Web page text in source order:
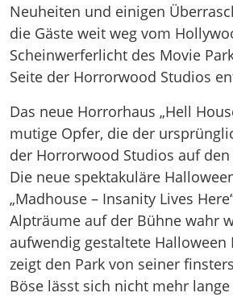
Neuheiten und einigen
die Gäste weit weg vom
Scheinwerferlicht des Movie
Seite der Horrorwood Studios
Das neue Horrorhaus „Hell
mutige Opfer, die der
der Horrorwood Studios auf
Die neue spektakuläre
„Madhouse – Insanity Lives
Alpträume auf der Bühne wahr
aufwendig gestaltete Halloween
zeigt den Park von seiner
Böse lässt sich nicht mehr